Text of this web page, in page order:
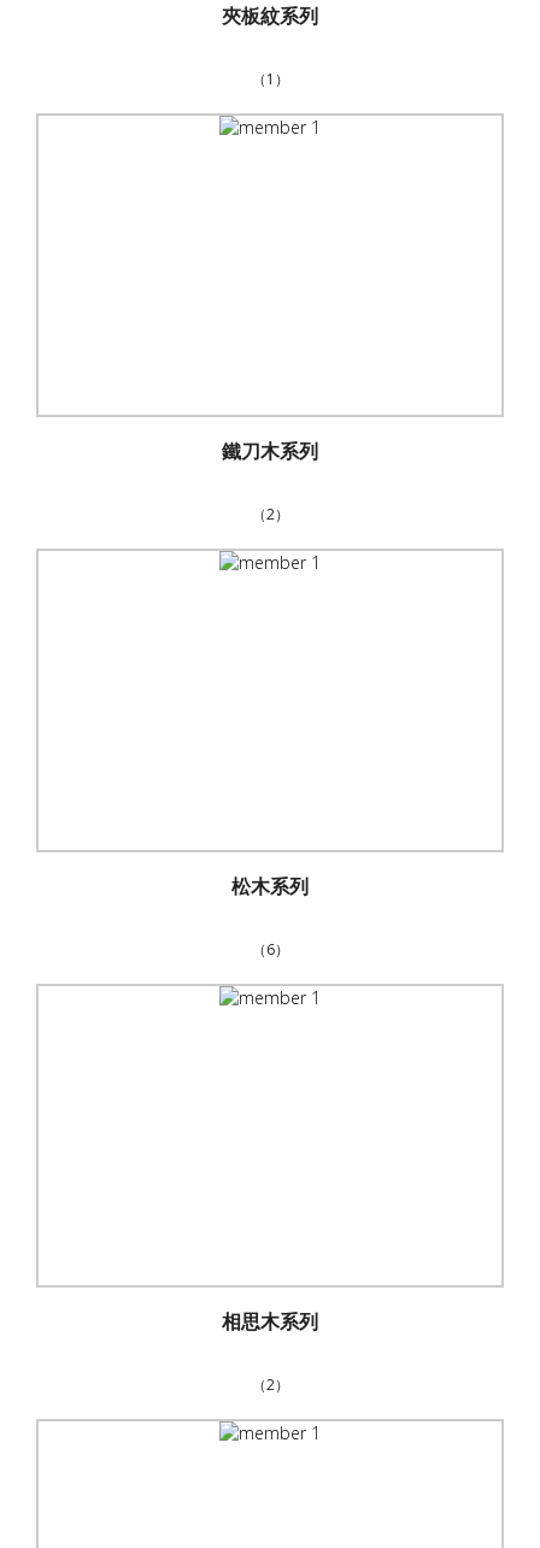
夾板紋系列
（1）
鐵刀木系列
（2）
松木系列
（6）
相思木系列
（2）